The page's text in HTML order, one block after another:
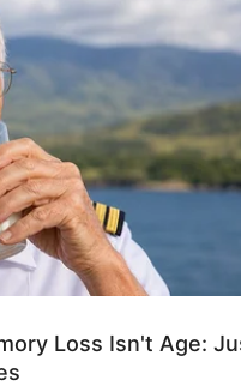
ലോക അണ്ടര്‍-20
അത്ലറ്റിക്സ്
ഇന്ത്യയുടെ
ഹൈജമ്പിലും
മെഡല്‍ നേടി
ഷാഹ്നവാസും
വിവാഹം
അസ്വാഭാവിക
സ്ത്രീധന പീഡനം
തെളിഞ്ഞാല്‍
നേരിട്ട്
സ്വാതന്ത്ര്യസമര
സേനാനികള്‍ക്ക്
ക്വിറ്റ് ഇന്ത്യാ
ധീരചരിത്രം
Loss Isn't Age: